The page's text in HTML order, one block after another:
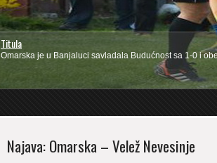
Titula
Omarska je u Banjaluci savladala Budućnost sa 1-0 i
Najava: Omarska – Velež Nevesinje